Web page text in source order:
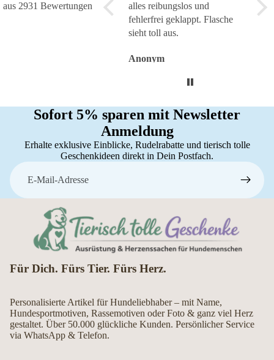
aus 2931 Bewertungen
alles reibungslos und
fehlerfrei geklappt. Flasche
sieht toll aus.
Anonym
Sofort 5% sparen mit Newsletter
Anmeldung
Erhalte exklusive Einblicke, Rudelrabatte und tierisch tolle
Geschenkideen direkt in Dein Postfach.
E-Mail
Für Dich. Fürs Tier. Fürs Herz.
Personalisierte Artikel für Hundeliebhaber – mit Name,
Hundesportmotiven, Rassemotiven oder Foto & ganz viel Herz
gestaltet. Über 50.000 glückliche Kunden. Persönlicher Service
via WhatsApp & Telefon.